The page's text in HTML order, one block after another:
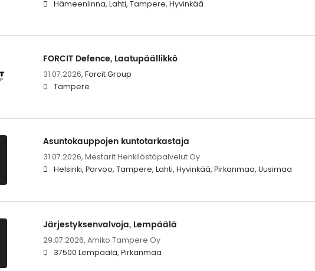
Hämeenlinna, Lahti, Tampere, Hyvinkää
FORCIT Defence, Laatupäällikkö
31.07.2026, Forcit Group
Tampere
Asuntokauppojen kuntotarkastaja
31.07.2026, Mestarit Henkilöstöpalvelut Oy
Helsinki, Porvoo, Tampere, Lahti, Hyvinkää, Pirkanmaa, Uusimaa
Järjestyksenvalvoja, Lempäälä
29.07.2026, Amiko Tampere Oy
37500 Lempäälä, Pirkanmaa